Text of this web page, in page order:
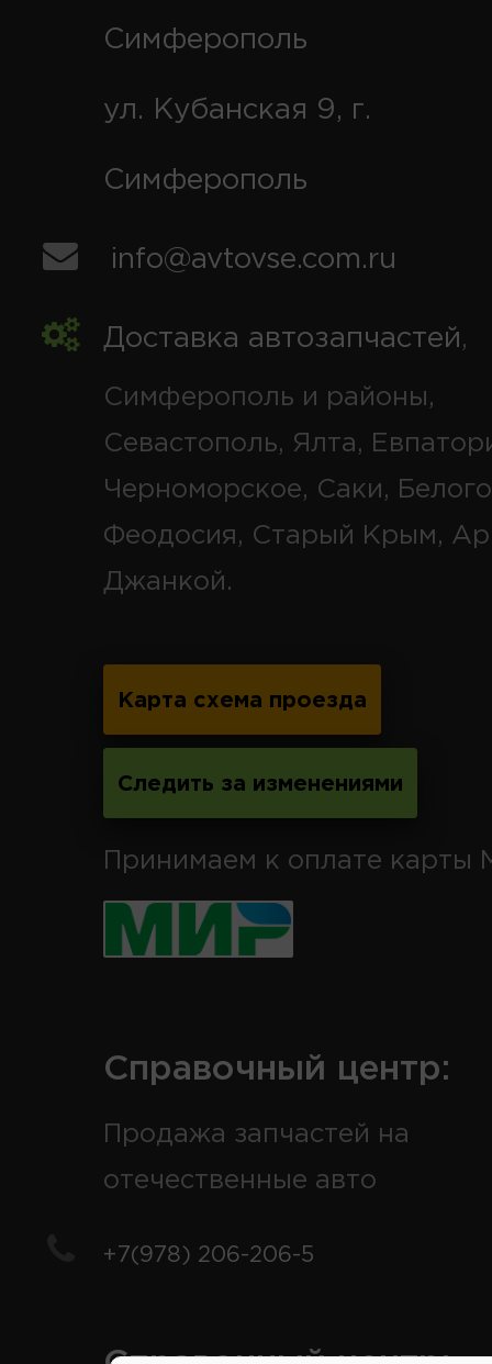
Симферополь
ул. Кубанская 9, г.
Симферополь
info@avtovse.com.ru
Доставка автозапчастей,
Симферополь и районы,
Севастополь, Ялта,
Черноморское, Саки,
Феодосия, Старый Крым,
Джанкой.
Карта схема проезда
Следить за изменениями
Принимаем к оплате карты
Справочный центр:
Продажа запчастей на
отечественные авто
+7(978) 206-206-5